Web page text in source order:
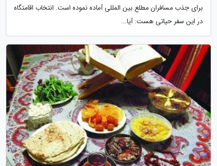
برای جذب مسافران مطلع بین المللی آماده نموده است. انتخاب اقامتگاه
در این سفر حیاتی هست: آیا...